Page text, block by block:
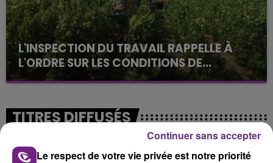
L'INSPECTION DU TRAVAIL RAPPELLE À
L'ORDRE SUR LES CONDITIONS DE...
Alors que les dates de début des vendange 2026
l'inspection du Travail en profite pour rappeler
les conditions de...
TITRES DIFFUSÉS
9h11
9h11 9h08
9h08
Le respect de votre vie privée est notre priorité
Continuer sans accepter